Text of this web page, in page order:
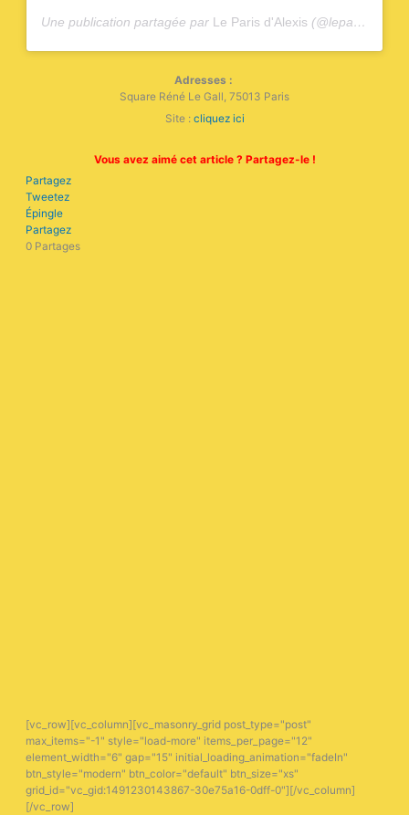
Une publication partagée par Le Paris d'Alexis (@leparisdalexis) le
Adresses :
Square Réné Le Gall, 75013 Paris
Site : cliquez ici
Vous avez aimé cet article ? Partagez-le !
Partagez
Tweetez
Épingle
Partagez
0 Partages
[vc_row][vc_column][vc_masonry_grid post_type="post"
max_items="-1" style="load-more" items_per_page="12"
element_width="6" gap="15" initial_loading_animation="fadeIn"
btn_style="modern" btn_color="default" btn_size="xs"
grid_id="vc_gid:1491230143867-30e75a16-0dff-0"][/vc_column]
[/vc_row]